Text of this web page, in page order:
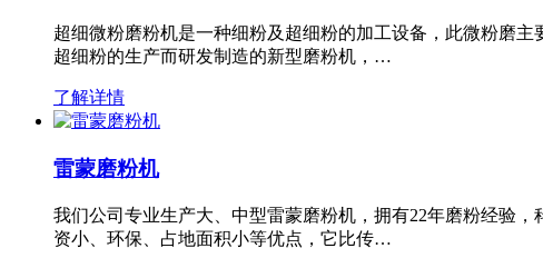
超细微粉磨粉机是一种细粉及超细粉的加工设备，此微粉磨
超细粉的生产而研发制造的新型磨粉机，…
了解详情
雷蒙磨粉机
我们公司专业生产大、中型雷蒙磨粉机，拥有22年磨粉经验
资小、环保、占地面积小等优点，它比传…